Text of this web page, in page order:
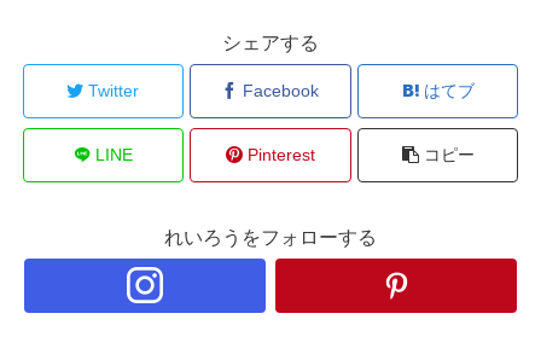
シェアする
Twitter Facebook はてブ
LINE Pinterest コピー
れいろうをフォローする